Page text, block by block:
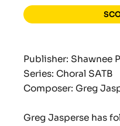
Publisher: Shawnee
Series: Choral SATB
Composer: Greg
Greg Jasperse has